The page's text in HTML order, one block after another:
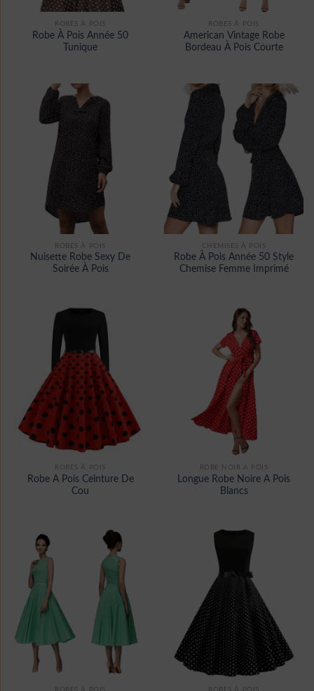
ROBES À POIS
Robe À Pois Année 50
Tunique
ROBES À POIS
American Vintage Robe
Bordeau À Pois Courte
ROBES À POIS
Nuisette Robe Sexy De
Soirée À Pois
CHEMISES À POIS
Robe À Pois Année 50 Style
Chemise Femme Imprimé
ROBES À POIS
Robe A Pois Ceinture De
Cou
ROBE NOIR A POIS
Longue Robe Noire A Pois
Blancs
ROBES À POIS ROBES À POIS